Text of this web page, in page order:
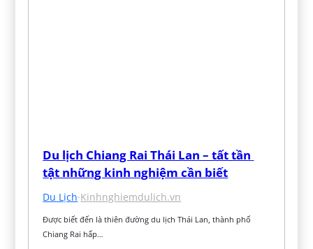
Du lịch Chiang Rai Thái Lan – tất tần
tật những kinh nghiệm cần biết
Du Lịch·Kinhnghiemdulich.vn
Được biết đến là thiên đường du lịch Thái Lan, thành phố
Chiang Rai hấp…